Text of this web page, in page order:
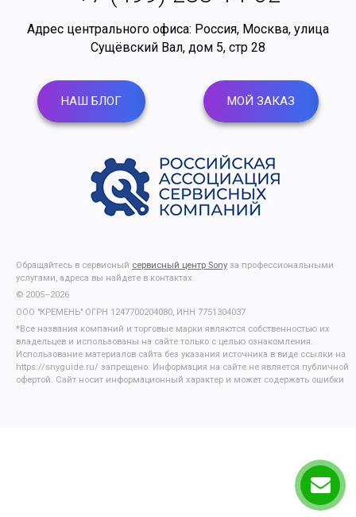
Адрес центрального офиса: Россия, Москва, улица
Сущёвский Вал, дом 5, стр 28
НАШ БЛОГ МОЙ ЗАКАЗ
Обращайтесь в сервисный сервисный центр Sony за профессиональными
услугами, адреса вы найдете в контактах.
© 2005–2026
ООО "КРЕМЕНЬ" ОГРН 1247700204080, ИНН 7751304037
*Все названия компаний и торговые марки являются собственностью их
владельцев и использованы на сайте только с целью ознакомления.
Использование материалов сайта без указания источника в виде ссылки на
https://snyguide.ru/ запрещено. Информация на сайте не является публичной
офертой. Сайт носит информационный характер и может содержать ошибки